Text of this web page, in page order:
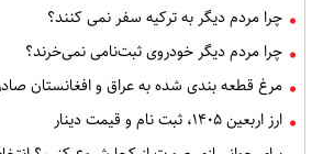
چرا مردم دیگر به ترکیه سفر نمی کنند؟
چرا مردم دیگر خودروی ثبت‌نامی نمی‌خرند؟
مرغ قطعه‌ بندی شده به عراق و افغانستان
ارز اربعین ۱۴۰۵، ثبت‌ نام و قیمت دینار